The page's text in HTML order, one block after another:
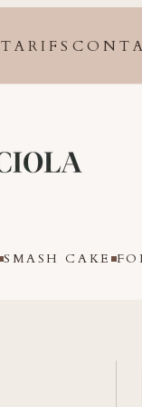
TARIFS
SMASH CAKE